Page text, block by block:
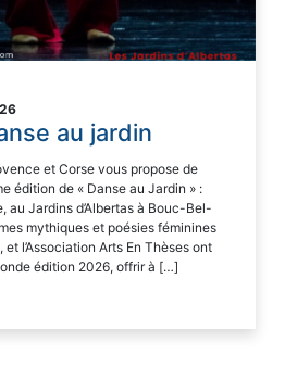
au jardin
et Corse vous propose de
édition de « Danse au Jardin » :
au Jardins d’Albertas à Bouc-Bel-
mythiques et poésies féminines
l’Association Arts En Thèses ont
édition 2026, offrir à […]